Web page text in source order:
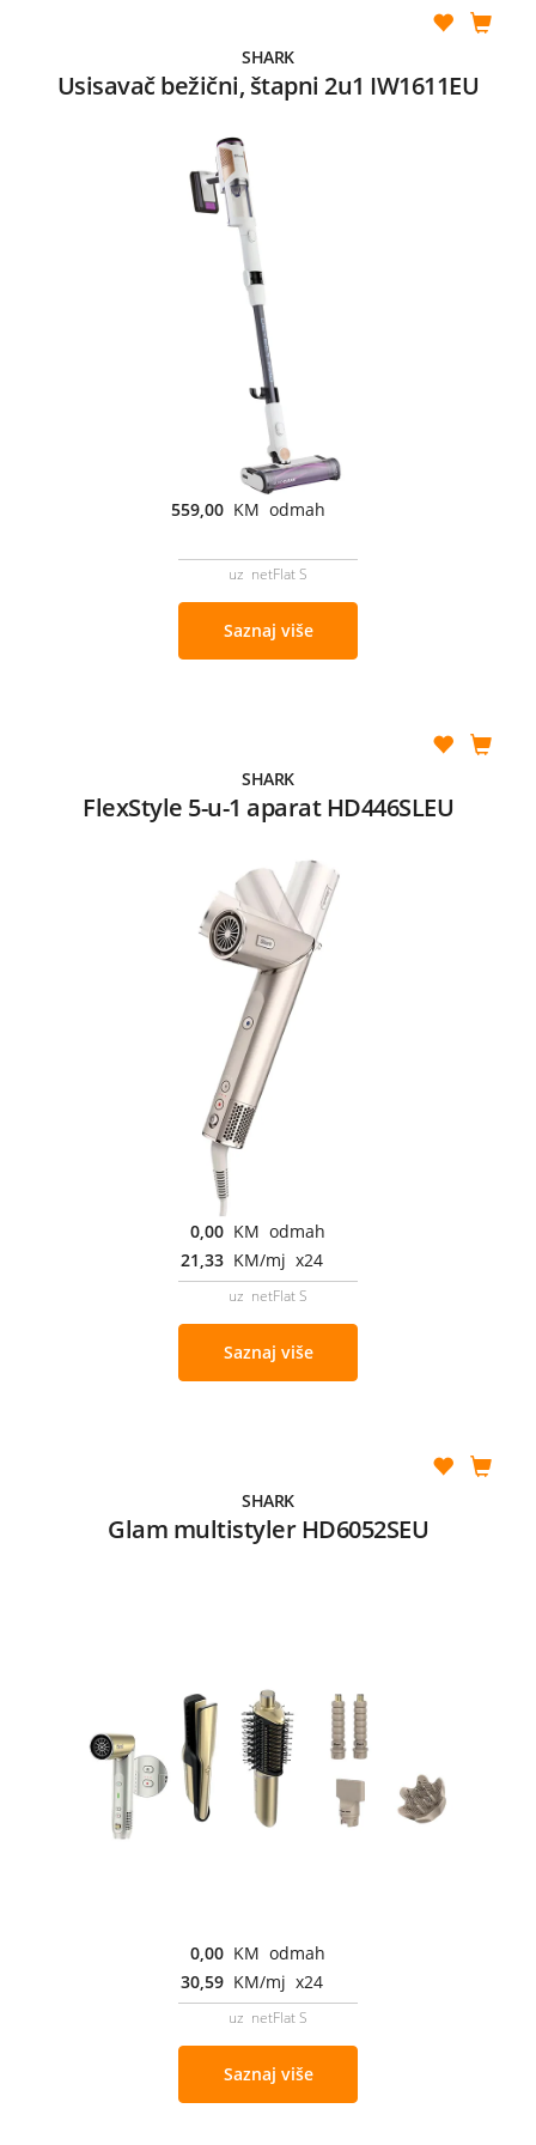
SHARK
Usisavač bežični, štapni 2u1 IW1611EU
559,00 KM odmah
uz netFlat S
Saznaj više
SHARK
FlexStyle 5-u-1 aparat HD446SLEU
0,00 KM odmah
21,33 KM/mj x24
uz netFlat S
Saznaj više
SHARK
Glam multistyler HD6052SEU
0,00 KM odmah
30,59 KM/mj x24
uz netFlat S
Saznaj više